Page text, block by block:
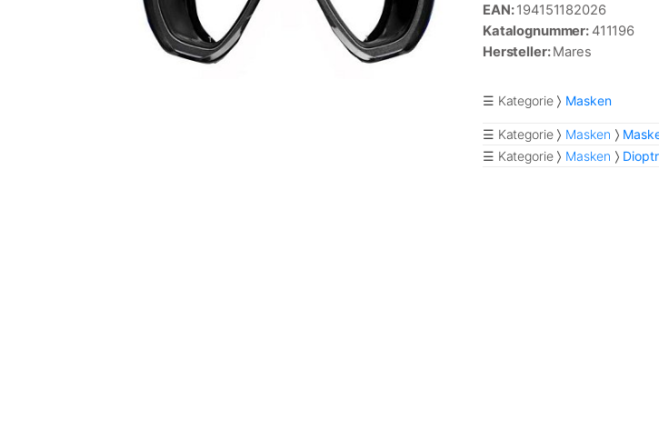
EAN:194151182026
Katalognummer: 411196
Hersteller:Mares
☰ Kategorie Masken
☰ Kategorie Masken
☰ Kategorie
Masken